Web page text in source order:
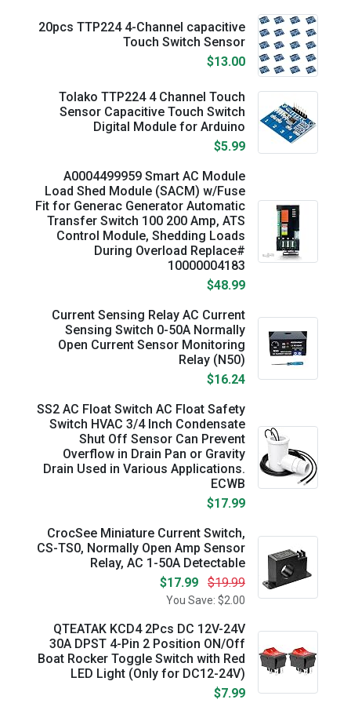
20pcs TTP224 4-Channel capacitive
Touch Switch Sensor
$13.00
Tolako TTP224 4 Channel Touch
Sensor Capacitive Touch Switch
Digital Module for Arduino
$5.99
A0004499959 Smart AC Module
Load Shed Module (SACM) w/Fuse
Fit for Generac Generator Automatic
Transfer Switch 100 200 Amp, ATS
Control Module, Shedding Loads
During Overload Replace#
10000004183
$48.99
Current Sensing Relay AC Current
Sensing Switch 0-50A Normally
Open Current Sensor Monitoring
Relay (N50)
$16.24
SS2 AC Float Switch AC Float Safety
Switch HVAC 3/4 Inch Condensate
Shut Off Sensor Can Prevent
Overflow in Drain Pan or Gravity
Drain Used in Various Applications.
ECWB
$17.99
CrocSee Miniature Current Switch,
CS-TS0, Normally Open Amp Sensor
Relay, AC 1-50A Detectable
$19.99
$17.99
You Save: $2.00
QTEATAK KCD4 2Pcs DC 12V-24V
30A DPST 4-Pin 2 Position ON/Off
Boat Rocker Toggle Switch with Red
LED Light (Only for DC12-24V)
$7.99